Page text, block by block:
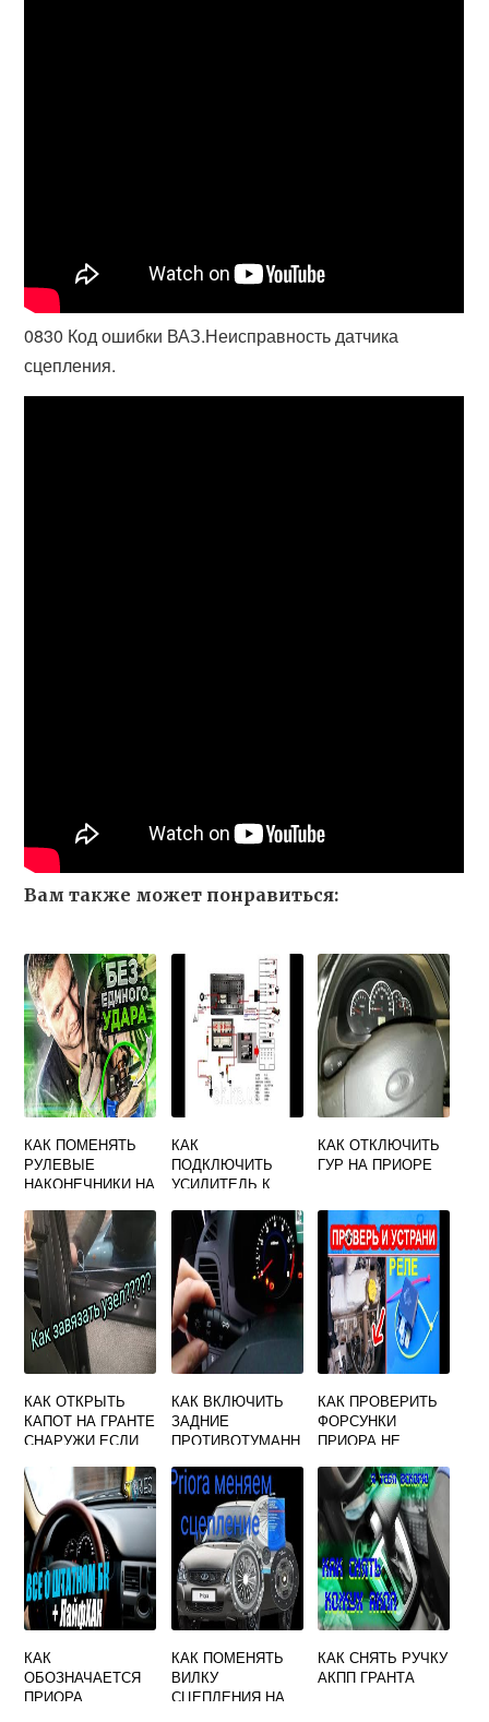
0830 Код ошибки ВАЗ.Неисправность датчика
сцепления.
Вам также может понравиться:
КАК ПОМЕНЯТЬ
РУЛЕВЫЕ
НАКОНЕЧНИКИ НА
РАЗВАЛА
СХОЖДЕНИЯ
КАК
ПОДКЛЮЧИТЬ
УСИЛИТЕЛЬ К
МАГНИТОЛЕ
ЛАРГУС
КАК ОТКЛЮЧИТЬ
ГУР НА ПРИОРЕ
КАК ОТКРЫТЬ
КАПОТ НА ГРАНТЕ
СНАРУЖИ ЕСЛИ
АККУМУЛЯТОР
КАК ВКЛЮЧИТЬ
ЗАДНИЕ
ПРОТИВОТУМАНН
ГРАНТЕ
КАК ПРОВЕРИТЬ
ФОРСУНКИ
ПРИОРА НЕ
КАК
ОБОЗНАЧАЕТСЯ
ПРИОРА
КАК ПОМЕНЯТЬ
ВИЛКУ
СЦЕПЛЕНИЯ НА
КАК СНЯТЬ РУЧКУ
АКПП ГРАНТА